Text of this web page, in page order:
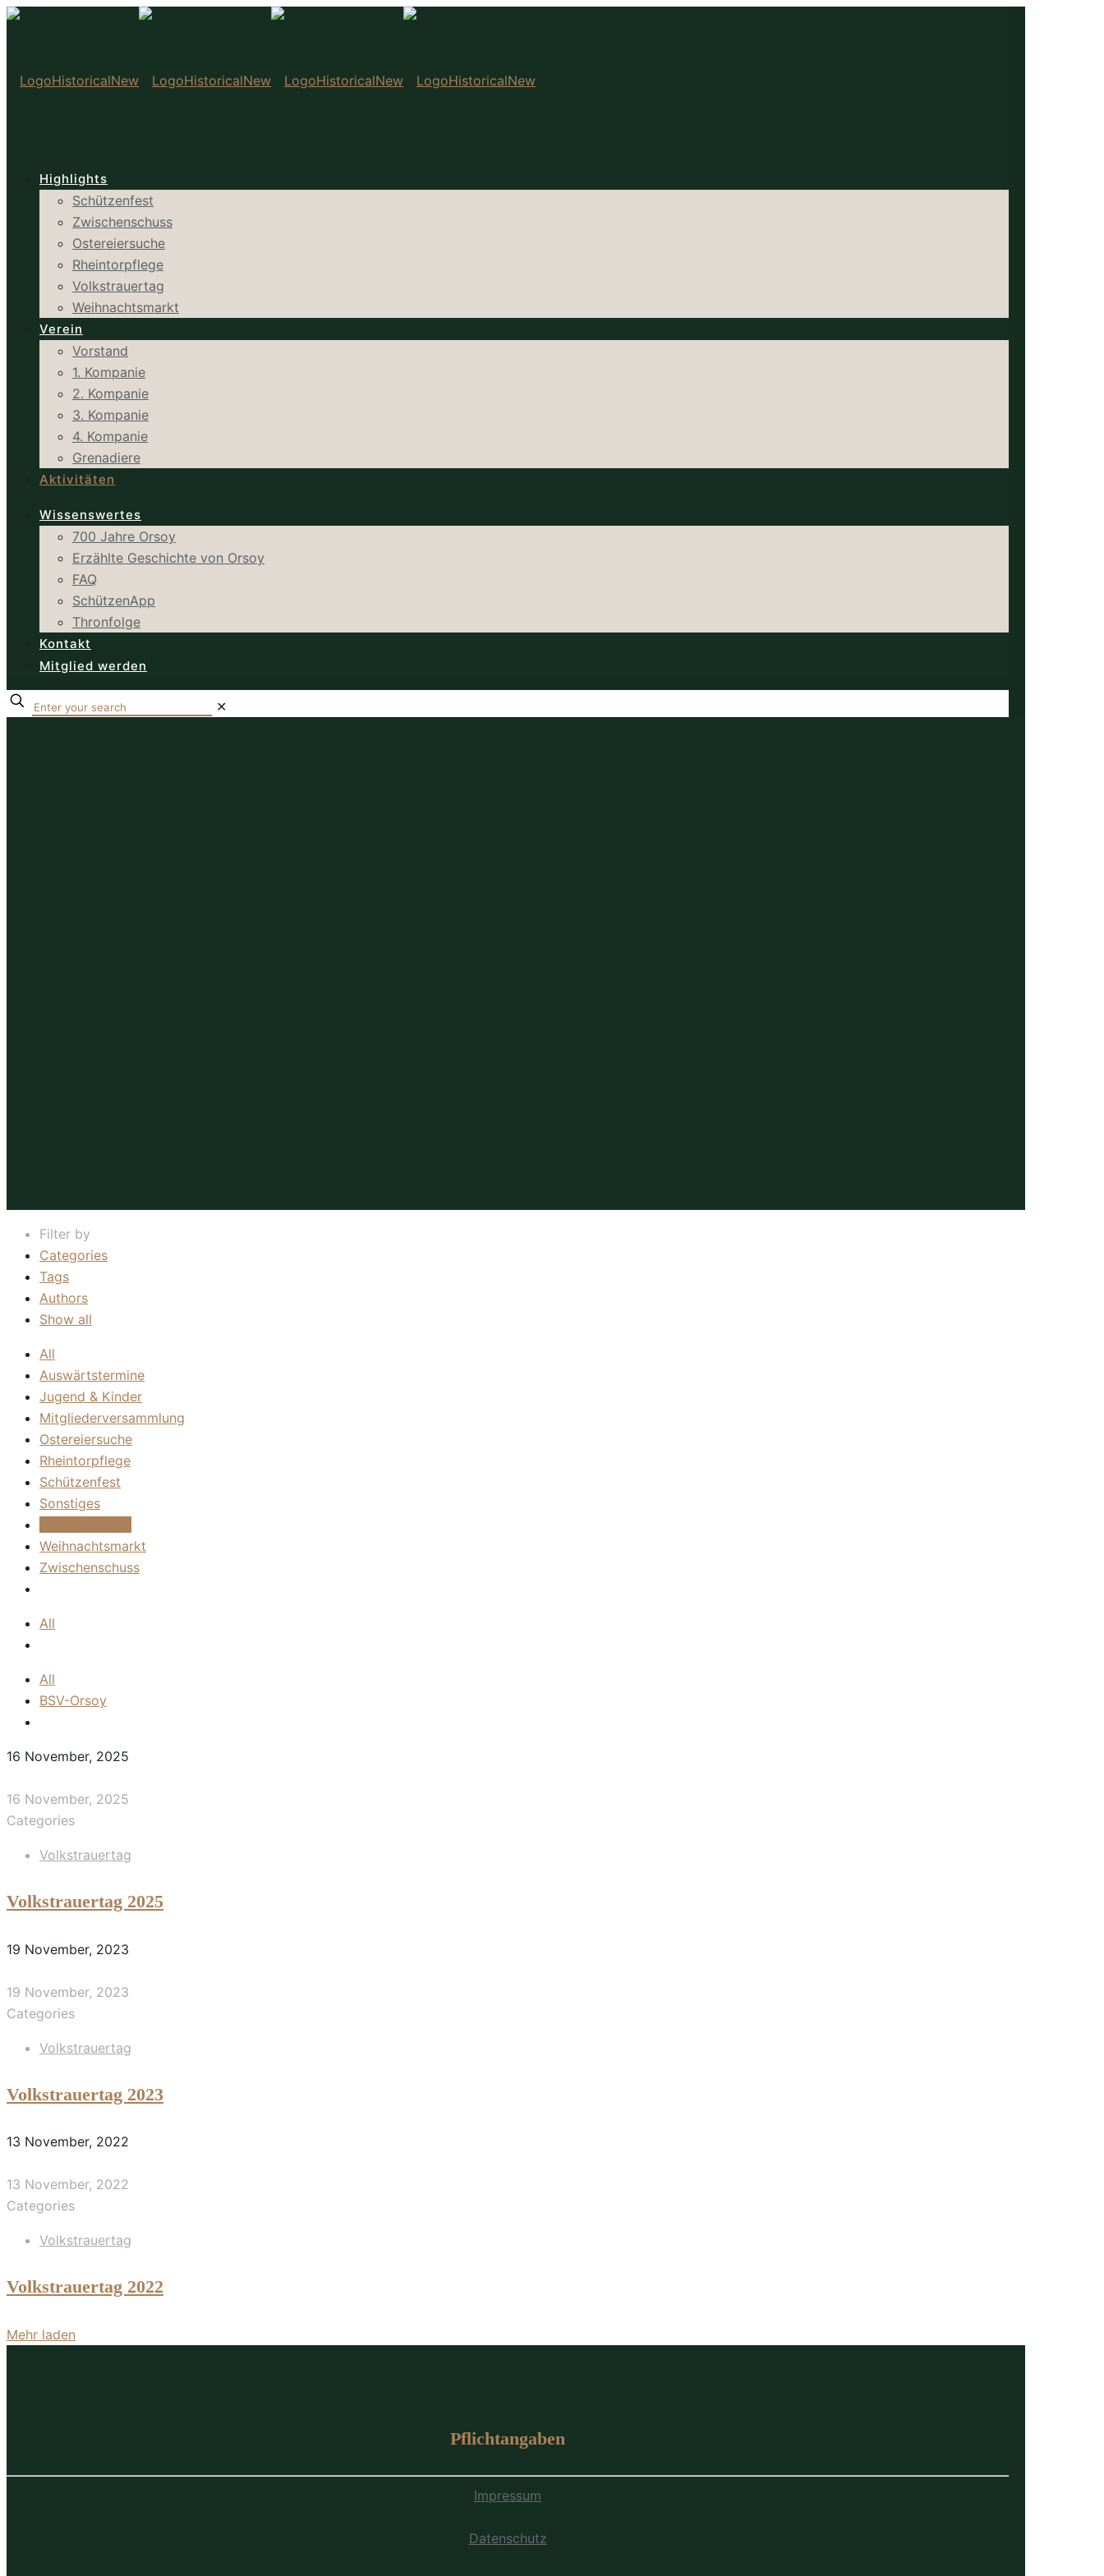
Highlights
Schützenfest
Zwischenschuss
Ostereiersuche
Rheintorpflege
Volkstrauertag
Weihnachtsmarkt
Verein
Vorstand
1. Kompanie
2. Kompanie
3. Kompanie
4. Kompanie
Grenadiere
Aktivitäten
Wissenswertes
700 Jahre Orsoy
Erzählte Geschichte von Orsoy
FAQ
SchützenApp
Thronfolge
Kontakt
Mitglied werden
✕
Filter by
Categories
Tags
Authors
Show all
All
Auswärtstermine
Jugend & Kinder
Mitgliederversammlung
Ostereiersuche
Rheintorpflege
Schützenfest
Sonstiges
Weihnachtsmarkt
Zwischenschuss
All
All
BSV-Orsoy
16 November, 2025
16 November, 2025
Categories
Volkstrauertag
Volkstrauertag 2025
19 November, 2023
19 November, 2023
Categories
Volkstrauertag
Volkstrauertag 2023
13 November, 2022
13 November, 2022
Categories
Volkstrauertag
Volkstrauertag 2022
Mehr laden
Pflichtangaben
Impressum
Datenschutz